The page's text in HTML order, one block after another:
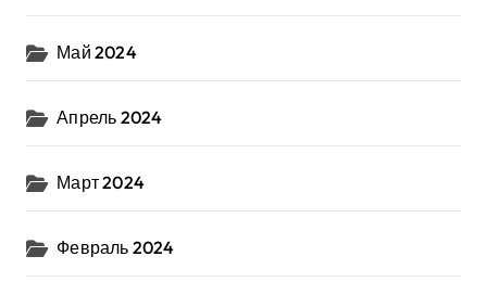
Май 2024
Апрель 2024
Март 2024
Февраль 2024